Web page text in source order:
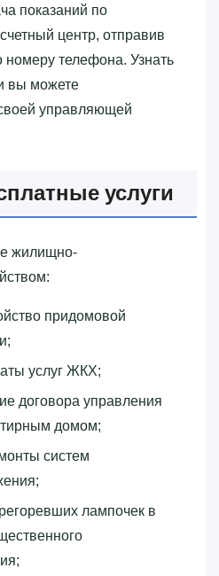
показаний по
центр, отправив
номеру телефона. Узнать
вы можете
управляющей
услуги
жилищно-
придомовой
услуг ЖКХ;
договора управления
домом;
систем
лампочек в